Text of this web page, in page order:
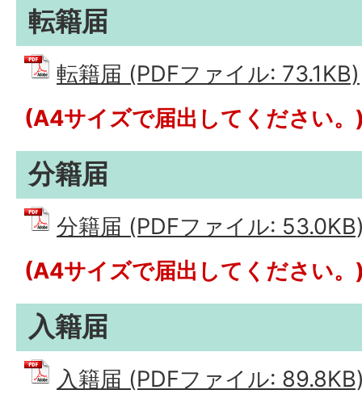
転籍届
転籍届 (PDFファイル: 73.1KB)
(A4サイズで届出してください。
分籍届
分籍届 (PDFファイル:
(A4サイズで届出してください。
入籍届
入籍届 (PDFファイル: